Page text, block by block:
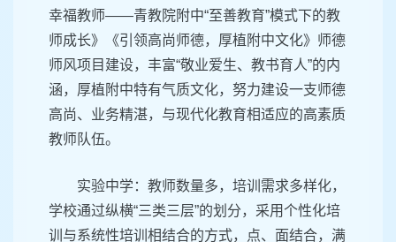
幸福教师——青教院附中“至善教育”模式下的教
师成长》《引领高尚师德，厚植附中文化》师德
师风项目建设，丰富“敬业爱生、教书育人”的内
涵，厚植附中特有气质文化，努力建设一支师德
高尚、业务精湛，与现代化教育相适应的高素质
教师队伍。
实验中学：教师数量多，培训需求多样化，
学校通过纵横“三类三层”的划分，采用个性化培
训与系统性培训相结合的方式，点、面结合，满